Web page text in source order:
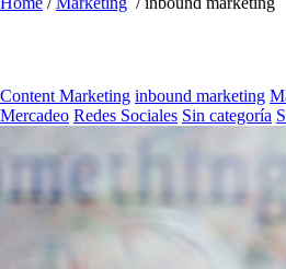
Content Marketing inbound marketing
Mercadeo Redes Sociales Sin categoría